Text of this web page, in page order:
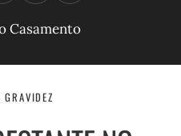
n
t
a
a
e
b
i
t
Casamento